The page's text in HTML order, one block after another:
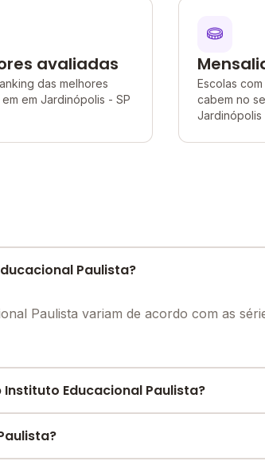
avaliadas
das melhores
em Jardinópolis - SP
Escolas
cabem no
Jardinópolis
Paulista?
Paulista variam de acordo com as
Educacional Paulista?
o melhor desconto para você.